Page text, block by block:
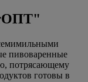
пивоваренные
потрясающему
готовы в